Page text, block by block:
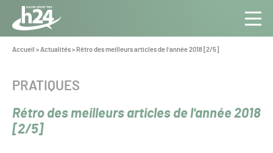
Panneau de gestion des cookies
Aller au contenu
Toute
l’info
Pro
Vous
Accueil >Actualités> Rétro des meilleurs articles de l'année 2018 [2/5]
Rétro des meilleurs articles de l'année 2018
[2/5]
CATÉGORIE :
PRATIQUES